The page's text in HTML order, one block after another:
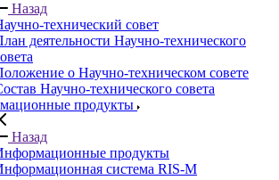
Назад
технический совет
деятельности Научно-технического
о Научно-техническом совете
Научно-технического совета
продукты
Назад
продукты
система RIS-M